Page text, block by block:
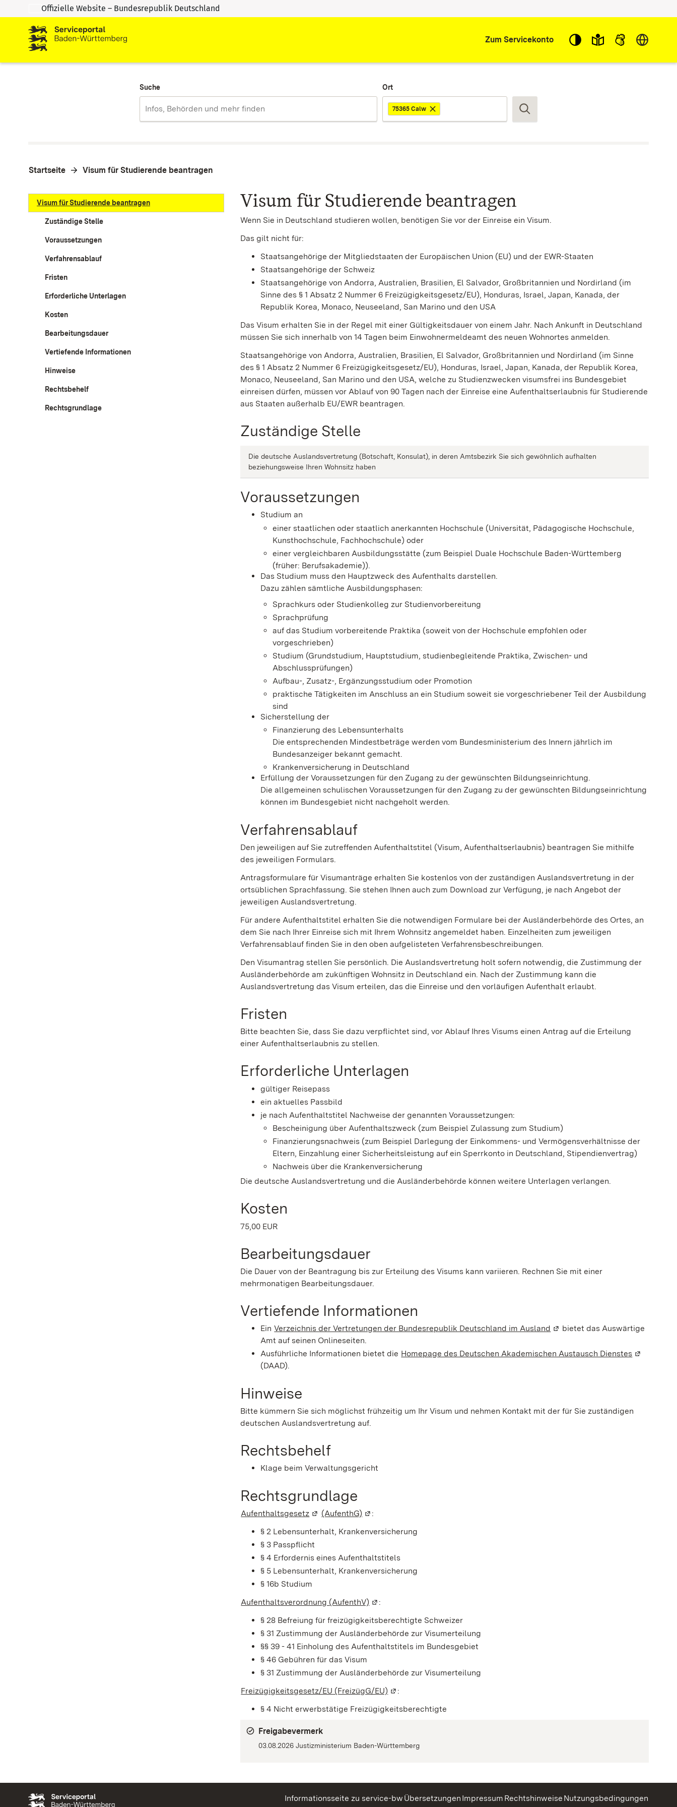
Zum Inhalt springen
Zur Suche springen
Offizielle Website – Bundesrepublik Deutschland
Zum Servicekonto Sprache
Suche Ort
75365 Calw
Suchen
Startseite Visum für Studierende beantragen
Visum für Studierende beantragen
Zuständige Stelle
Voraussetzungen
Verfahrensablauf
Fristen
Erforderliche Unterlagen
Kosten
Bearbeitungsdauer
Vertiefende Informationen
Hinweise
Rechtsbehelf
Rechtsgrundlage
Visum für Studierende beantragen
Wenn Sie in Deutschland studieren wollen, benötigen Sie vor der Einreise ein Visum.
Das gilt nicht für:
Staatsangehörige der Mitgliedstaaten der Europäischen Union (EU) und der EWR-Staaten
Staatsangehörige der Schweiz
Staatsangehörige von Andorra, Australien, Brasilien, El Salvador, Großbritannien und Nordirland (im
Sinne des § 1 Absatz 2 Nummer 6 Freizügigkeitsgesetz/EU), Honduras, Israel, Japan, Kanada, der
Republik Korea, Monaco, Neuseeland, San Marino und den USA
Das Visum erhalten Sie in der Regel mit einer Gültigkeitsdauer von einem Jahr. Nach Ankunft in Deutschland
müssen Sie sich innerhalb von 14 Tagen beim Einwohnermeldeamt des neuen Wohnortes anmelden.
Staatsangehörige von Andorra, Australien, Brasilien, El Salvador, Großbritannien und Nordirland (im Sinne
des § 1 Absatz 2 Nummer 6 Freizügigkeitsgesetz/EU), Honduras, Israel, Japan, Kanada, der Republik Korea,
Monaco, Neuseeland, San Marino und den USA, welche zu Studienzwecken visumsfrei ins Bundesgebiet
einreisen dürfen, müssen vor Ablauf von 90 Tagen nach der Einreise eine Aufenthaltserlaubnis für Studierende
aus Staaten außerhalb EU/EWR beantragen.
Zuständige Stelle
Die deutsche Auslandsvertretung (Botschaft, Konsulat), in deren Amtsbezirk Sie sich gewöhnlich aufhalten
beziehungsweise Ihren Wohnsitz haben
Voraussetzungen
Studium an
einer staatlichen oder staatlich anerkannten Hochschule (Universität, Pädagogische Hochschule,
Kunsthochschule, Fachhochschule) oder
einer vergleichbaren Ausbildungsstätte (zum Beispiel Duale Hochschule Baden-Württemberg
(früher: Berufsakademie)).
Das Studium muss den Hauptzweck des Aufenthalts darstellen.
Dazu zählen sämtliche Ausbildungsphasen:
Sprachkurs oder Studienkolleg zur Studienvorbereitung
Sprachprüfung
auf das Studium vorbereitende Praktika (soweit von der Hochschule empfohlen oder
vorgeschrieben)
Studium (Grundstudium, Hauptstudium, studienbegleitende Praktika, Zwischen- und
Abschlussprüfungen)
Aufbau-, Zusatz-, Ergänzungsstudium oder Promotion
praktische Tätigkeiten im Anschluss an ein Studium soweit sie vorgeschriebener Teil der Ausbildung
sind
Sicherstellung der
Finanzierung des Lebensunterhalts
Die entsprechenden Mindestbeträge werden vom Bundesministerium des Innern jährlich im
Bundesanzeiger bekannt gemacht.
Krankenversicherung in Deutschland
Erfüllung der Voraussetzungen für den Zugang zu der gewünschten Bildungseinrichtung.
Die allgemeinen schulischen Voraussetzungen für den Zugang zu der gewünschten Bildungseinrichtung
können im Bundesgebiet nicht nachgeholt werden.
Verfahrensablauf
Den jeweiligen auf Sie zutreffenden Aufenthaltstitel (Visum, Aufenthaltserlaubnis) beantragen Sie mithilfe
des jeweiligen Formulars.
Antragsformulare für Visumanträge erhalten Sie kostenlos von der zuständigen Auslandsvertretung in der
ortsüblichen Sprachfassung. Sie stehen Ihnen auch zum Download zur Verfügung, je nach Angebot der
jeweiligen Auslandsvertretung.
Für andere Aufenthaltstitel erhalten Sie die notwendigen Formulare bei der Ausländerbehörde des Ortes, an
dem Sie nach Ihrer Einreise sich mit Ihrem Wohnsitz angemeldet haben. Einzelheiten zum jeweiligen
Verfahrensablauf finden Sie in den oben aufgelisteten Verfahrensbeschreibungen.
Den Visumantrag stellen Sie persönlich. Die Auslandsvertretung holt sofern notwendig, die Zustimmung der
Ausländerbehörde am zukünftigen Wohnsitz in Deutschland ein. Nach der Zustimmung kann die
Auslandsvertretung das Visum erteilen, das die Einreise und den vorläufigen Aufenthalt erlaubt
Fristen
Bitte beachten Sie, dass Sie dazu verpflichtet sind, vor Ablauf Ihres Visums einen Antrag auf die Erteilung
einer Aufenthaltserlaubnis zu stellen.
Erforderliche Unterlagen
gültiger Reisepass
ein aktuelles Passbild
je nach Aufenthaltstitel Nachweise der genannten Voraussetzungen:
Bescheinigung über Aufenthaltszweck (zum Beispiel Zulassung zum Studium)
Finanzierungsnachweis (zum Beispiel Darlegung der Einkommens- und Vermögensverhältnisse der
Eltern, Einzahlung einer Sicherheitsleistung auf ein Sperrkonto in Deutschland, Stipendienvertrag)
Nachweis über die Krankenversicherung
Die deutsche Auslandsvertretung und die Ausländerbehörde können weitere Unterlagen verlangen.
Kosten
75,00 EUR
Bearbeitungsdauer
Die Dauer von der Beantragung bis zur Erteilung des Visums kann variieren. Rechnen Sie mit einer
mehrmonatigen Bearbeitungsdauer.
Vertiefende Informationen
Ein Verzeichnis der Vertretungen der Bundesrepublik Deutschland im Ausland (Wird in einem neuen Fenster
bietet das Auswärtige
Amt auf seinen Onlineseiten.
Ausführliche Informationen bietet die Homepage des Deutschen Akademischen Austausch Dienstes (Wird in
(DAAD).
Hinweise
Bitte kümmern Sie sich möglichst frühzeitig um Ihr Visum und nehmen Kontakt mit der für Sie zuständigen
deutschen Auslandsvertretung auf.
Rechtsbehelf
Klage beim Verwaltungsgericht
Rechtsgrundlage
Aufenthaltsgesetz (Wird in einem neuen Fenster geöffnet)
(AufenthG) (Wird in einem neuen Fenster geöffnet)
:
§ 2 Lebensunterhalt, Krankenversicherung
§ 3 Passpflicht
§ 4 Erfordernis eines Aufenthaltstitels
§ 5 Lebensunterhalt, Krankenversicherung
§ 16b Studium
Aufenthaltsverordnung (AufenthV) (Wird in einem neuen Fenster geöffnet)
:
§ 28 Befreiung für freizügigkeitsberechtigte Schweizer
§ 31 Zustimmung der Ausländerbehörde zur Visumerteilung
§§ 39 - 41 Einholung des Aufenthaltstitels im Bundesgebiet
§ 46 Gebühren für das Visum
§ 31 Zustimmung der Ausländerbehörde zur Visumerteilung
Freizügigkeitsgesetz/EU (FreizügG/EU) (Wird in einem neuen Fenster geöffnet)
:
§ 4 Nicht erwerbstätige Freizügigkeitsberechtigte
Freigabevermerk
03.08.2026 Justizministerium Baden-Württemberg
Informationsseite zu service-bw Übersetzungen Impressum Rechtshinweise Nutzungsbedingungen